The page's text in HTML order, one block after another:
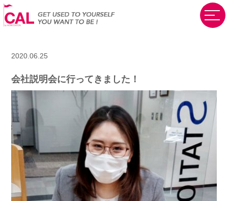
2020.06.25
会社説明会に行ってきました！